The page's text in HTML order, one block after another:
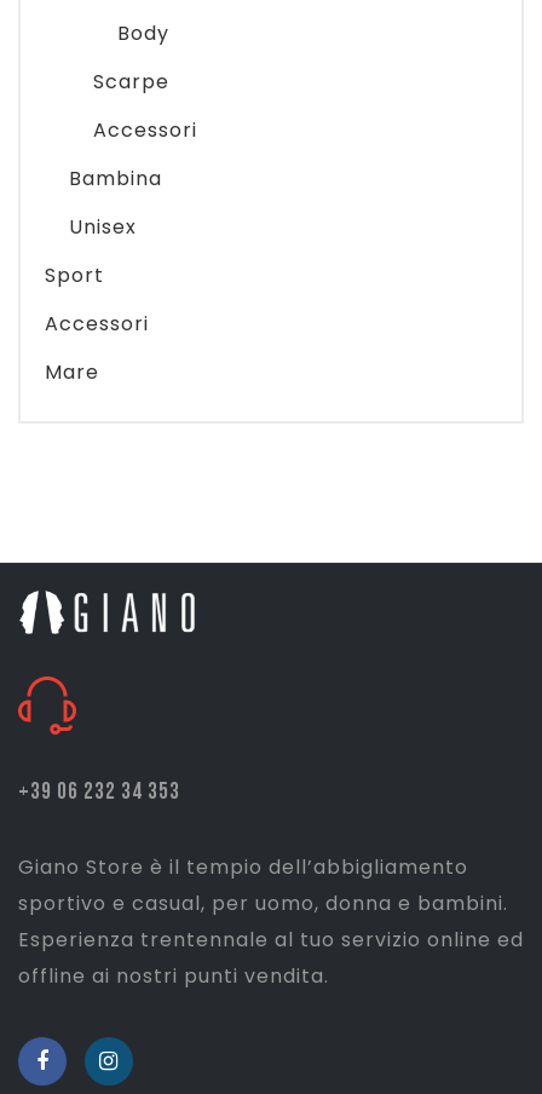
Body
Scarpe
Accessori
Bambina
Unisex
Sport
Accessori
Mare
+39 06 232 34 353
Giano Store è il tempio dell’abbigliamento
sportivo e casual, per uomo, donna e bambini.
Esperienza trentennale al tuo servizio online ed
offline ai nostri punti vendita.